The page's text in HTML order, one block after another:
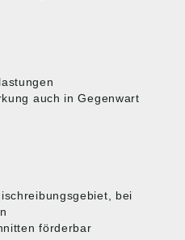
auch in Gegenwart
bei
förderbar